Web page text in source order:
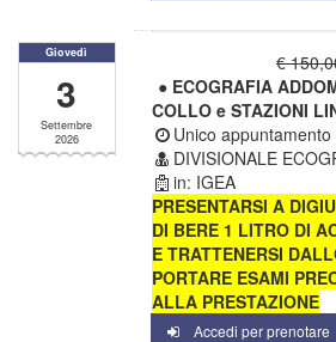
Giovedì
3
Settembre
2026
€
● ECOGRAFIA
COLLO e STAZIONI
Unico
DIVISIONALE
in: IGEA
PRESENTARSI A
DI BERE 1 LITRO DI
E TRATTENERSI
PORTARE ESAMI
ALLA PRESTAZIONE
Accedi per prenotare